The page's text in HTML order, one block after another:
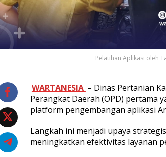
Pelatihan Aplikasi oleh
WARTANESIA – Dinas Pertanian
Perangkat Daerah (OPD) pertama
platform pengembangan aplikasi
Langkah ini menjadi upaya
meningkatkan efektivitas layanan